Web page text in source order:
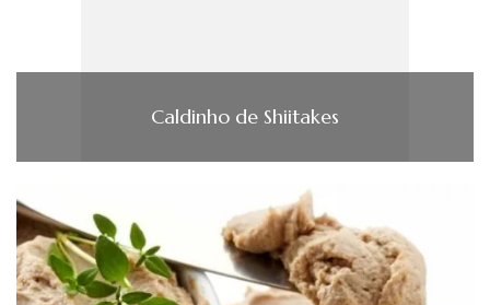
Caldinho de Shiitakes